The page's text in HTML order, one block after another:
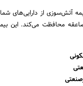
جستجو
آتش‌سوزی از دارایی‌های شما
محافظت می‌کند. این